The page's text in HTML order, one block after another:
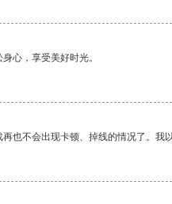
心，享受美好时光。
也不会出现卡顿、掉线的情况了。我